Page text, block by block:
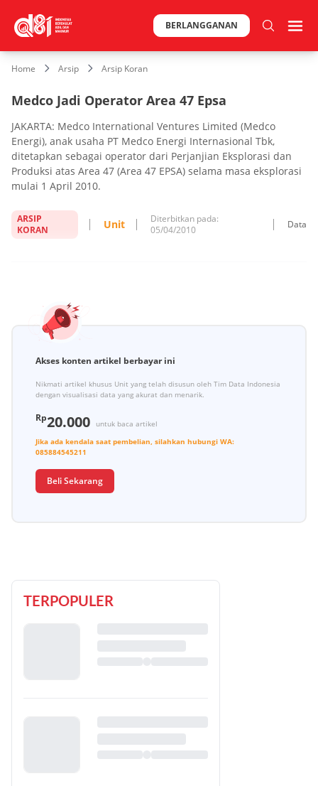
BERLANGGANAN
Home Arsip Arsip Koran
Medco Jadi Operator Area 47 Epsa
JAKARTA: Medco International Ventures Limited (Medco
Energi), anak usaha PT Medco Energi Internasional Tbk,
ditetapkan sebagai operator dari Perjanjian Eksplorasi dan
Produksi atas Area 47 (Area 47 EPSA) selama masa eksplorasi
mulai 1 April 2010.
ARSIP
KORAN
Unit
Diterbitkan pada:
05/04/2010
Data
Akses konten artikel berbayar ini
Nikmati artikel khusus Unit yang telah disusun oleh Tim Data Indonesia
dengan visualisasi data yang akurat dan menarik.
Rp20.000
untuk baca artikel
Jika ada kendala saat pembelian, silahkan hubungi WA:
085884545211
Beli Sekarang
TERPOPULER